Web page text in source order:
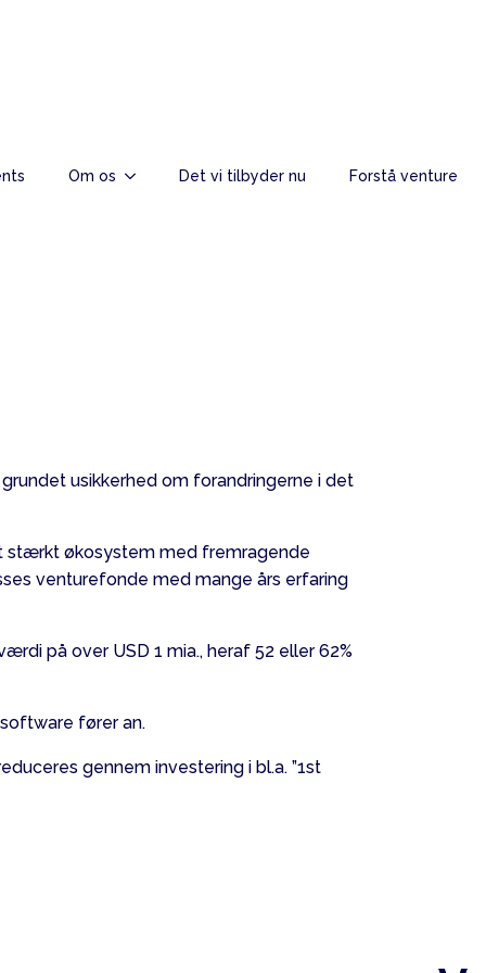
Om os Det vi tilbyder nu Forstå venture
usikkerhed om forandringerne i det
stærkt økosystem med fremragende
venturefonde med mange års erfaring
på over USD 1 mia., heraf 52 eller 62%
fører an.
gennem investering i bl.a. ”1st